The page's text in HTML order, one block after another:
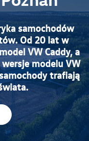
samochodów
Od 20 lat w
VW Caddy, a
modelu VW
trafiają